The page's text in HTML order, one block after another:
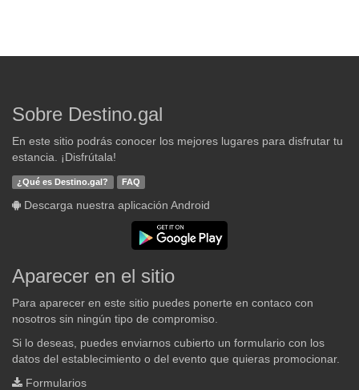
Sobre Destino.gal
En este sitio podrás conocer los mejores lugares para disfrutar tu
estancia. ¡Disfrútala!
¿Qué es Destino.gal? FAQ
Descarga nuestra aplicación Android
Aparecer en el sitio
Para aparecer en este sitio puedes ponerte en contaco con
nosotros sin ningún tipo de compromiso.
Si lo deseas, puedes enviarnos cubierto un formulario con los
datos del establecimiento o del evento que quieras promocionar.
Formularios